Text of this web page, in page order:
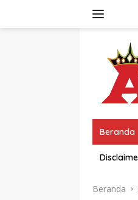
Beranda
Beranda